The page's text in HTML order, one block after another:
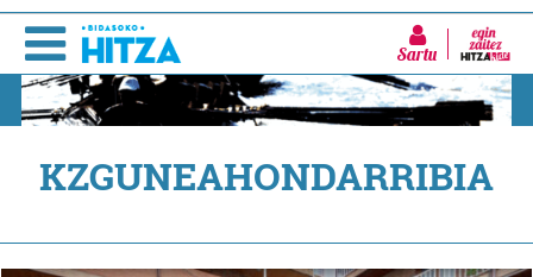
Sartu
KZGUNEAHONDARRIBIA